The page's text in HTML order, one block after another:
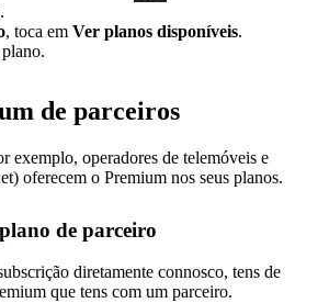
.
, toca em Ver planos disponíveis.
de parceiros
exemplo, operadores de telemóveis e
oferecem o Premium nos seus planos.
de parceiro
diretamente connosco, tens de
que tens com um parceiro.